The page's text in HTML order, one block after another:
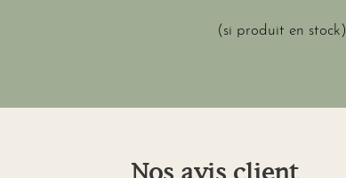
(si produit en stock)
Nos avis client